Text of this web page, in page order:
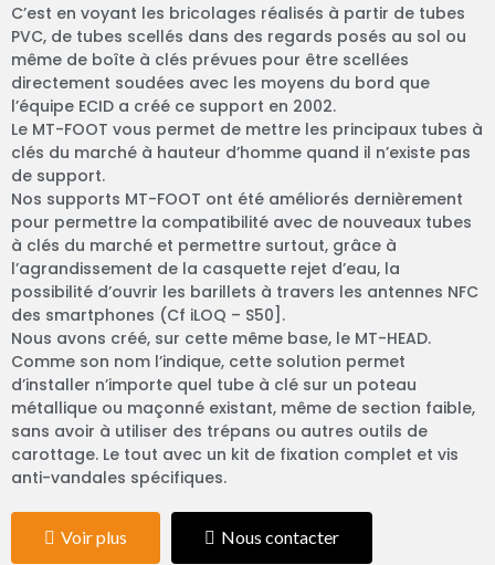
C’est en voyant les bricolages réalisés à partir de tubes
PVC, de tubes scellés dans des regards posés au sol ou
même de boîte à clés prévues pour être scellées
directement soudées avec les moyens du bord que
l’équipe ECID a créé ce support en 2002.
Le MT-FOOT vous permet de mettre les principaux tubes à
clés du marché à hauteur d’homme quand il n’existe pas
de support.
Nos supports MT-FOOT ont été améliorés dernièrement
pour permettre la compatibilité avec de nouveaux tubes
à clés du marché et permettre surtout, grâce à
l’agrandissement de la casquette rejet d’eau, la
possibilité d’ouvrir les barillets à travers les antennes NFC
des smartphones (Cf iLOQ – S50].
Nous avons créé, sur cette même base, le MT-HEAD.
Comme son nom l’indique, cette solution permet
d’installer n’importe quel tube à clé sur un poteau
métallique ou maçonné existant, même de section faible,
sans avoir à utiliser des trépans ou autres outils de
carottage. Le tout avec un kit de fixation complet et vis
anti-vandales spécifiques.
Voir plus Nous contacter